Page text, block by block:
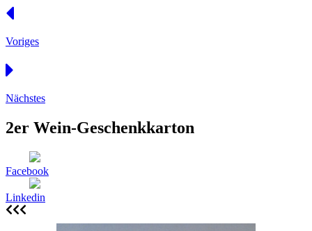
Voriges
Nächstes
2er Wein-Geschenkkarton
Facebook
Linkedin